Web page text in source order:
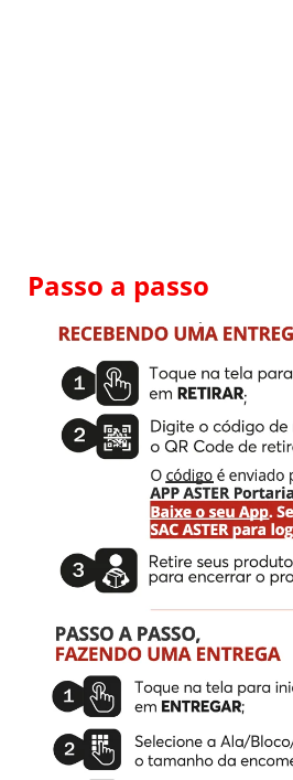
Passo a passo